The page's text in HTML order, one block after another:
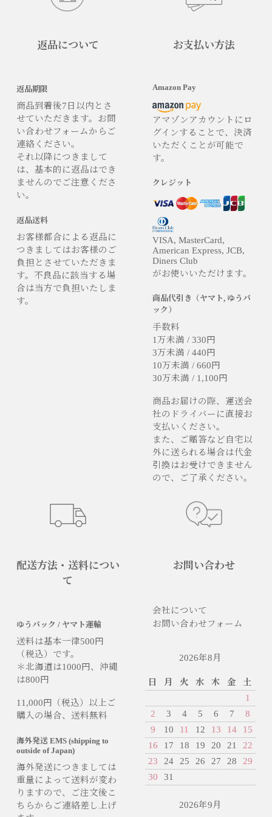
返品について
返品期限
商品到着後7日以内とさ
せていただきます。お問
い合わせフォームからご
連絡ください。
それ以降につきまして
は、基本的に返品はでき
ませんのでご注意くださ
い。
返品送料
お客様都合による返品に
つきましてはお客様のご
負担とさせていただきま
す。不良品に該当する場
合は当方で負担いたしま
す。
お支払い方法
Amazon Pay
アマゾンアカウントにロ
グインすることで、決済
いただくことが可能で
す。
クレジット
VISA, MasterCard,
American Express, JCB,
Diners Club
がお使いいただけます。
商品代引き（ヤマト, ゆうパ
ック）
手数料
1万未満 / 330円
3万未満 / 440円
10万未満 / 660円
30万未満 / 1,100円
商品お届けの際、運送会
社のドライバーに直接お
支払いください。
また、ご贈答など自宅以
外に送られる場合は代金
引換はお受けできません
ので、ご了承ください。
配送方法・送料につい
て
ゆうパック / ヤマト運輸
送料は基本一律500円
（税込）です。
＊北海道は1000円、沖縄
は800円
11,000円（税込）以上ご
購入の場合、送料無料
海外発送 EMS (shipping to
outside of Japan)
海外発送につきましては
重量によって送料が変わ
りますので、ご注文後こ
ちらからご連絡差し上げ
お問い合わせ
会社について
お問い合わせフォーム
2026年8月
日 月 火 水 木 金
土
1
2
3 4 5 6 7
8
9
10 11 12 13 14
15
16
17 18 19 20 21
22
23
24 25 26 27 28
29
30
31
2026年9月